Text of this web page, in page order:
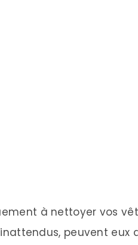
à nettoyer vos
peuvent eux